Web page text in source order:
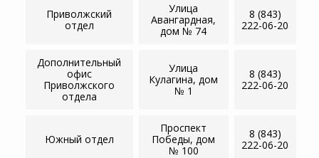
Приволжский
отдел
Улица
Авангардная,
дом № 74
8 (843)
222-06-20
Дополнительный
офис
Приволжского
отдела
Улица
Кулагина, дом
№ 1
8 (843)
222-06-20
Южный отдел
Проспект
Победы, дом
№ 100
8 (843)
222-06-20